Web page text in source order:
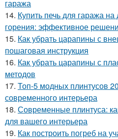
гаража
14. Купить печь для гаража
горения: эффективное
15. Как убрать царапины с
пошаговая инструкция
16. Как убрать царапины с
методов
17. Топ-5 модных плинтусов
современного интерьера
18. Современные плинтуса:
для вашего интерьера
19. Как построить погреб на